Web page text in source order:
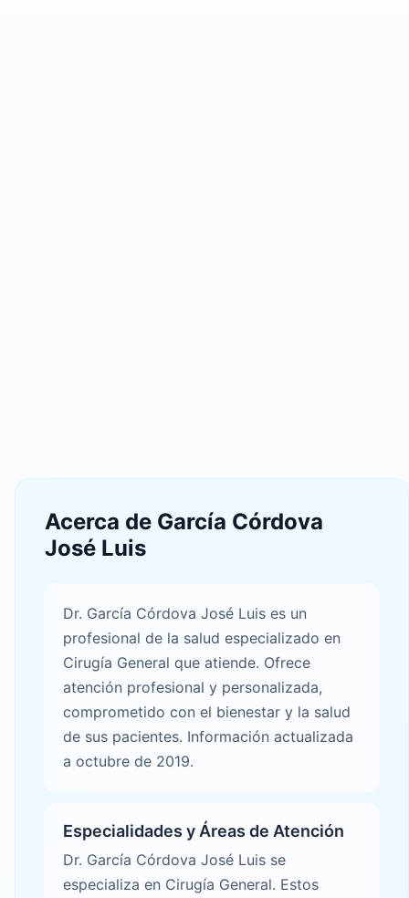
Acerca de García Córdova
José Luis
Dr. García Córdova José Luis es un
profesional de la salud especializado en
Cirugía General que atiende. Ofrece
atención profesional y personalizada,
comprometido con el bienestar y la salud
de sus pacientes. Información actualizada
a octubre de 2019.
Especialidades y Áreas de Atención
Dr. García Córdova José Luis se
especializa en Cirugía General. Estos